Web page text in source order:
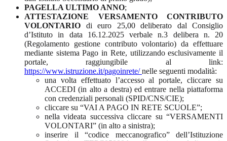
PAGELLA ULTIMO ANNO;
ATTESTAZIONE VERSAMENTO CONTRIBUTO
VOLONTARIO di euro 25,00 deliberato dal Consiglio
d’Istituto in data 16.12.2025 verbale n.3 delibera n. 20
(Regolamento gestione contributo volontario) da effettuare
mediante sistema Pago in Rete, utilizzando esclusivamente il
portale, raggiungibile al link:
https://www.istruzione.it/pagoinrete/nelle seguenti modalità:
una volta effettuato l’accesso al portale, cliccare su
ACCEDI (in alto a destra) ed entrare nella piattaforma
con credenziali personali (SPID/CNS/CIE);
cliccare su “VAI A PAGO IN RETE SCUOLE”;
nella videata successiva cliccare su “VERSAMENTI
VOLONTARI” (in alto a sinistra);
inserire il “codice meccanografico” dell’Istituzione